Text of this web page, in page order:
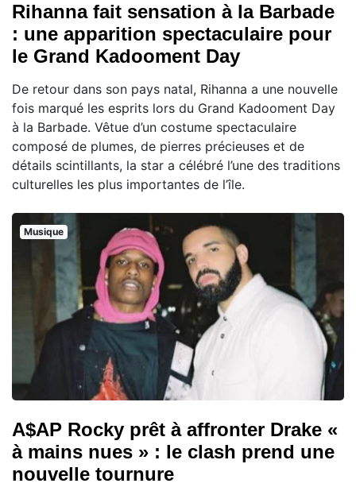
Rihanna fait sensation à la Barbade
: une apparition spectaculaire pour
le Grand Kadooment Day
De retour dans son pays natal, Rihanna a une nouvelle
fois marqué les esprits lors du Grand Kadooment Day
à la Barbade. Vêtue d’un costume spectaculaire
composé de plumes, de pierres précieuses et de
détails scintillants, la star a célébré l’une des traditions
culturelles les plus importantes de l’île.
Musique
A$AP Rocky prêt à affronter Drake «
à mains nues » : le clash prend une
nouvelle tournure